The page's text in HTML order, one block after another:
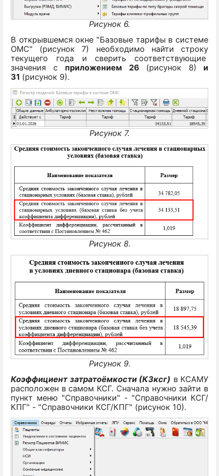
Рисунок 6.
В открывшемся окне "Базовые тарифы в системе
ОМС" (рисунок 7) необходимо найти строку
текущего года и сверить соответствующие
значения с
приложением 26 (рисунок 8)
и
31 (рисунок 9).
Рисунок 7.
Рисунок 8.
Рисунок 9.
Коэффициент затратоёмкости (КЗксг) в КСАМУ
расположен в самом КСГ. Сначала нужно зайти в
пункт меню "Справочники" - "Справочники КСГ/
КПГ" - "Справочники КСГ/КПГ" (рисунок 10).